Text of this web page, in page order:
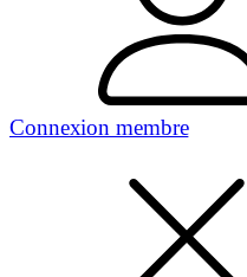
Connexion membre